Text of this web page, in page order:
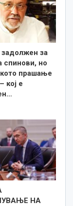
за
спинови, но
прашање
кој е
НА